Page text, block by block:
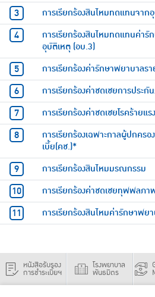
การเรียกร้องสินไหมทดแทนจา
การเรียกร้องสินไหมทดแทนค่ารั
อุบัติเหตุ (อบ.3)
การเรียกร้องค่ารักษาพยาบาลร
การเรียกร้องค่าชดเชยการประ
การเรียกร้องค่าชดเชยโรคร้ายแร
การเรียกร้องเฉพาะกาลผู้ปกคร
เบี้ย(คช.)*
การเรียกร้องสินไหมมรณกรรม
การเรียกร้องค่าชดเชยทุพพลภา
การเรียกร้องสินไหมค่ารักษาพ
หนังสือรับรอง
การชำระเบี้ยฯ
โรงพยาบาล
พันธมิตร